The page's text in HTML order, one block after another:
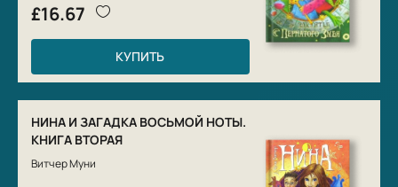
£16.67
КУПИТЬ
НИНА И ЗАГАДКА ВОСЬМОЙ НОТЫ.
КНИГА ВТОРАЯ
Витчер Муни